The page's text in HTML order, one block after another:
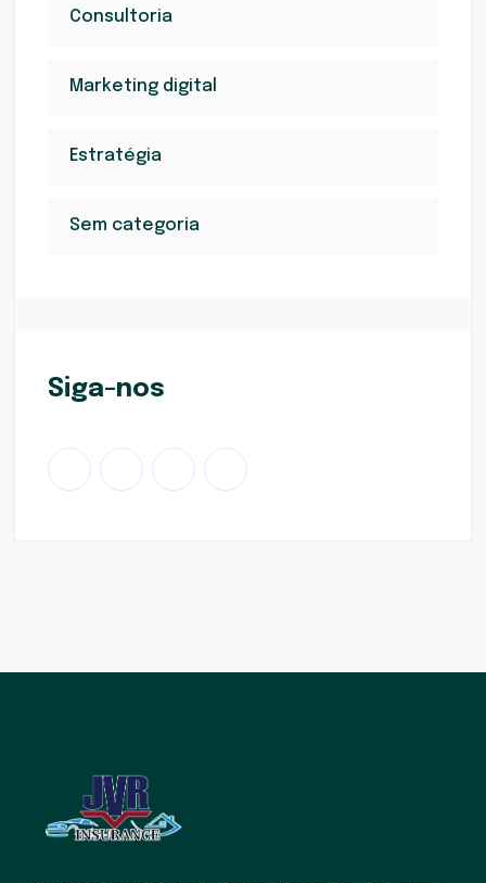
Consultoria
Marketing digital
Estratégia
Sem categoria
Siga-nos